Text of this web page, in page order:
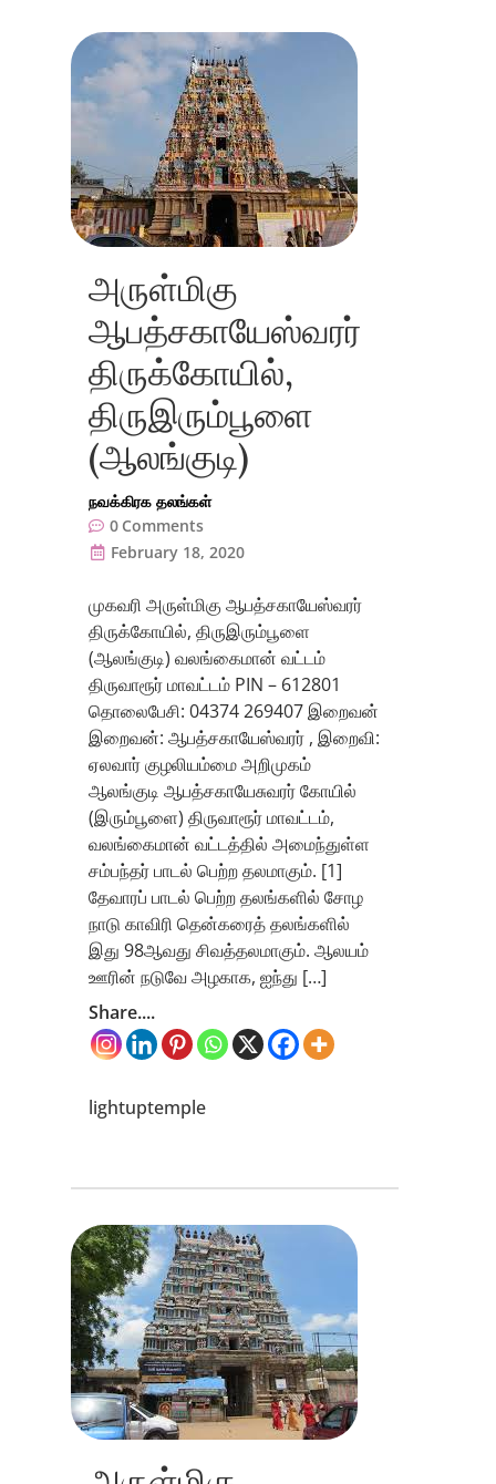
அருள்மிகு
ஆபத்சகாயேஸ்வரர்
திருக்கோயில்,
திருஇரும்பூளை
(ஆலங்குடி)
நவக்கிரக தலங்கள்
0 Comments
February 18, 2020
முகவரி அருள்மிகு ஆபத்சகாயேஸ்வரர்
திருக்கோயில், திருஇரும்பூளை
(ஆலங்குடி) வலங்கைமான் வட்டம்
திருவாரூர் மாவட்டம் PIN – 612801
தொலைபேசி: 04374 269407 இறைவன்
இறைவன்: ஆபத்சகாயேஸ்வரர் , இறைவி:
ஏலவார் குழலியம்மை அறிமுகம்
ஆலங்குடி ஆபத்சகாயேசுவரர் கோயில்
(இரும்பூளை) திருவாரூர் மாவட்டம்,
வலங்கைமான் வட்டத்தில் அமைந்துள்ள
சம்பந்தர் பாடல் பெற்ற தலமாகும். [1]
தேவாரப் பாடல் பெற்ற தலங்களில் சோழ
நாடு காவிரி தென்கரைத் தலங்களில்
இது 98ஆவது சிவத்தலமாகும். ஆலயம்
ஊரின் நடுவே அழகாக, ஐந்து […]
Share....
lightuptemple